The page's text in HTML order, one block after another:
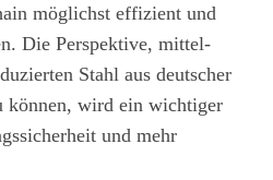
möglichst effizient und
Die Perspektive, mittel-
Stahl aus deutscher
können, wird ein wichtiger
und mehr